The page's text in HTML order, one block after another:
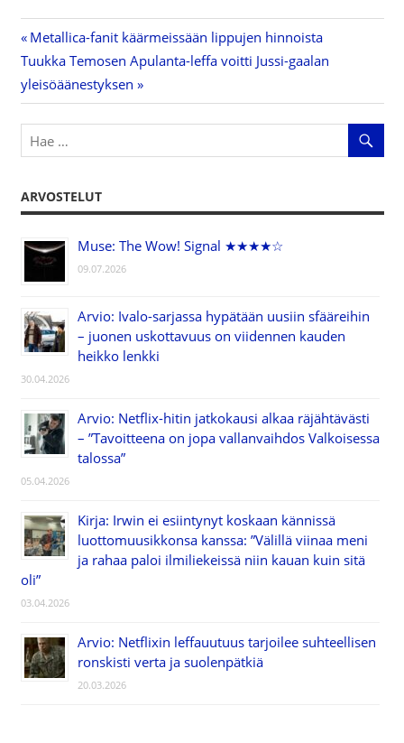
Artikkelien
selaus
Previous
Post:
Metallica-fanit käärmeissään lippujen hinnoista
Next
Post:
Tuukka Temosen Apulanta-leffa voitti Jussi-gaalan
yleisöäänestyksen
ARVOSTELUT
Muse: The Wow! Signal ★★★★☆
09.07.2026
Arvio: Ivalo-sarjassa hypätään uusiin sfääreihin
– juonen uskottavuus on viidennen kauden
heikko lenkki
30.04.2026
Arvio: Netflix-hitin jatkokausi alkaa räjähtävästi
– ”Tavoitteena on jopa vallanvaihdos Valkoisessa
talossa”
05.04.2026
Kirja: Irwin ei esiintynyt koskaan kännissä
luottomuusikkonsa kanssa: ”Välillä viinaa meni
ja rahaa paloi ilmiliekeissä niin kauan kuin sitä
oli”
03.04.2026
Arvio: Netflixin leffauutuus tarjoilee suhteellisen
ronskisti verta ja suolenpätkiä
20.03.2026